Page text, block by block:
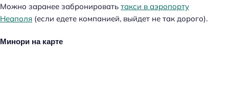
Можно заранее забронировать такси в аэропорту
Неаполя (если едете компанией, выйдет не так дорого).
Минори на карте